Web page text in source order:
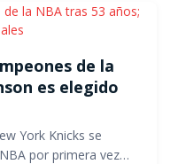
de la
es elegido
York Knicks se
por primera vez…